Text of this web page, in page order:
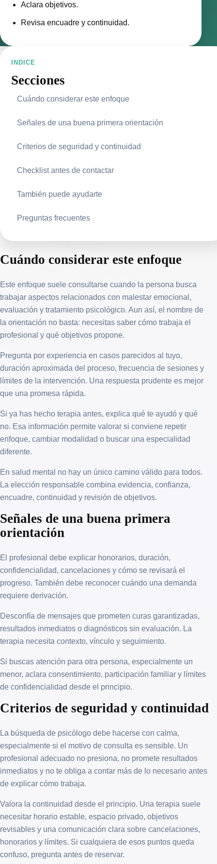
Aclara objetivos.
Revisa encuadre y continuidad.
INDICE
Secciones
Cuándo considerar este enfoque
Señales de una buena primera orientación
Criterios de seguridad y continuidad
Checklist antes de contactar
También puede ayudarte
Preguntas frecuentes
Cuándo considerar este enfoque
Este enfoque suele consultarse cuando la persona busca
trabajar aspectos relacionados con malestar emocional,
evaluación y tratamiento psicológico. Aun así, el nombre de
la orientación no basta: necesitas saber cómo trabaja el
profesional y qué objetivos propone.
Pregunta por experiencia en casos parecidos al tuyo,
duración aproximada del proceso, frecuencia de sesiones y
límites de la intervención. Una respuesta prudente es mejor
que una promesa rápida.
Si ya has hecho terapia antes, explica qué te ayudó y qué
no. Esa información permite valorar si conviene repetir
enfoque, cambiar modalidad o buscar una especialidad
diferente.
En salud mental no hay un único camino válido para todos.
La elección responsable combina evidencia, confianza,
encuadre, continuidad y revisión de objetivos.
Señales de una buena primera
orientación
El profesional debe explicar honorarios, duración,
confidencialidad, cancelaciones y cómo se revisará el
progreso. También debe reconocer cuándo una demanda
requiere derivación.
Desconfía de mensajes que prometen curas garantizadas,
resultados inmediatos o diagnósticos sin evaluación. La
terapia necesita contexto, vínculo y seguimiento.
Si buscas atención para otra persona, especialmente un
menor, aclara consentimiento, participación familiar y límites
de confidencialidad desde el principio.
Criterios de seguridad y continuidad
La búsqueda de psicólogo debe hacerse con calma,
especialmente si el motivo de consulta es sensible. Un
profesional adecuado no presiona, no promete resultados
inmediatos y no te obliga a contar más de lo necesario antes
de explicar cómo trabaja.
Valora la continuidad desde el principio. Una terapia suele
necesitar horario estable, espacio privado, objetivos
revisables y una comunicación clara sobre cancelaciones,
honorarios y límites. Si cualquiera de esos puntos queda
confuso, pregunta antes de reservar.